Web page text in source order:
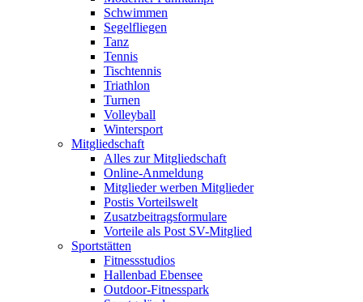
Schwimmen
Segelfliegen
Tanz
Tennis
Tischtennis
Triathlon
Turnen
Volleyball
Wintersport
Mitgliedschaft
Alles zur Mitgliedschaft
Online-Anmeldung
Mitglieder werben Mitglieder
Postis Vorteilswelt
Zusatzbeitragsformulare
Vorteile als Post SV-Mitglied
Sportstätten
Fitnessstudios
Hallenbad Ebensee
Outdoor-Fitnesspark